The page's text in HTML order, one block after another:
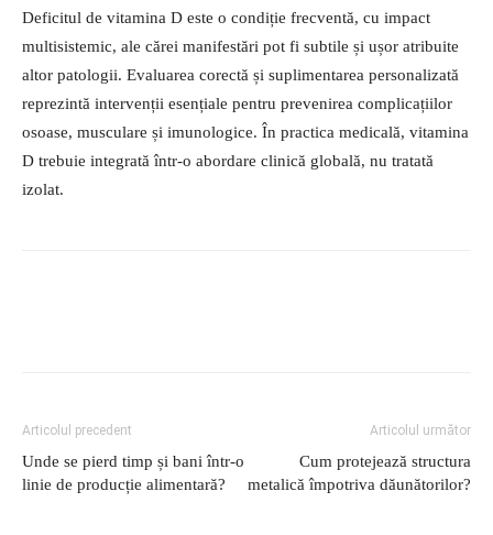
Deficitul de vitamina D este o condiție frecventă, cu impact
multisistemic, ale cărei manifestări pot fi subtile și ușor atribuite
altor patologii. Evaluarea corectă și suplimentarea personalizată
reprezintă intervenții esențiale pentru prevenirea complicațiilor
osoase, musculare și imunologice. În practica medicală, vitamina
D trebuie integrată într-o abordare clinică globală, nu tratată
izolat.
Articolul precedent
Unde se pierd timp și bani într-o
linie de producție alimentară?
Articolul următor
Cum protejează structura
metalică împotriva dăunătorilor?